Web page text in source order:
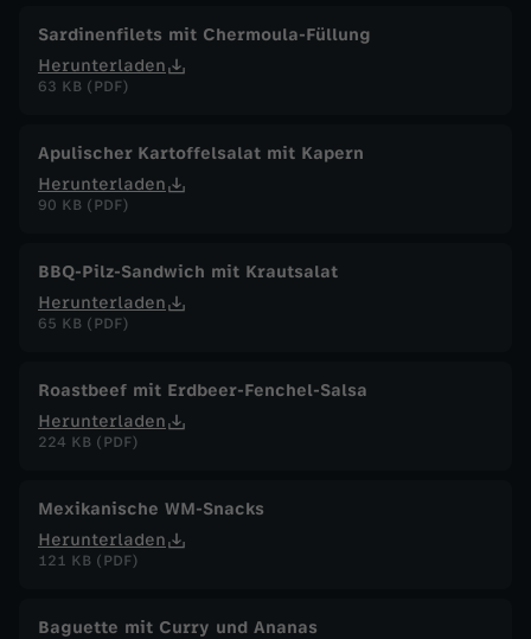
Sardinenfilets mit Chermoula-Füllung
Herunterladen
63 KB (PDF)
Apulischer Kartoffelsalat mit Kapern
Herunterladen
90 KB (PDF)
BBQ-Pilz-Sandwich mit Krautsalat
Herunterladen
65 KB (PDF)
Roastbeef mit Erdbeer-Fenchel-Salsa
Herunterladen
224 KB (PDF)
Mexikanische WM-Snacks
Herunterladen
121 KB (PDF)
Baguette mit Curry und Ananas